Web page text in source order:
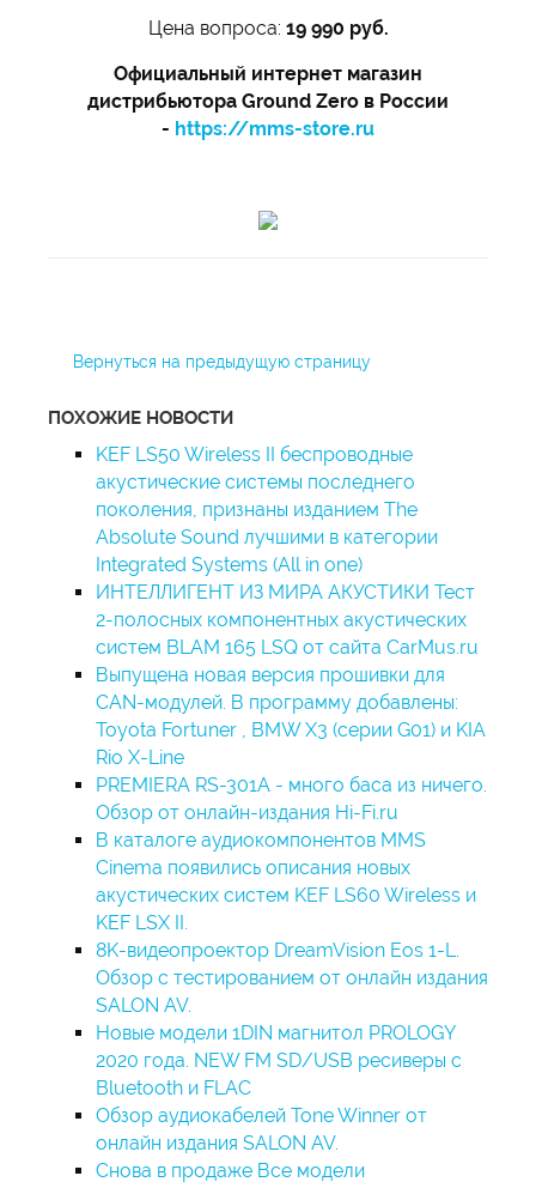
Цена вопроса: 19 990 руб.
Официальный интернет магазин
дистрибьютора Ground Zero в России
- https://mms-store.ru
Вернуться на предыдущую страницу
ПОХОЖИЕ НОВОСТИ
KEF LS50 Wireless II беспроводные
акустические системы последнего
поколения, признаны изданием The
Absolute Sound лучшими в категории
Integrated Systems (All in one)
ИНТЕЛЛИГЕНТ ИЗ МИРА АКУСТИКИ Тест
2-полосных компонентных акустических
систем BLAM 165 LSQ от сайта CarMus.ru
Выпущена новая версия прошивки для
CAN-модулей. В программу добавлены:
Toyota Fortuner , BMW X3 (серии G01) и KIA
Rio X-Line
PREMIERA RS-301A - много баса из ничего.
Обзор от онлайн-издания Hi-Fi.ru
В каталоге аудиокомпонентов MMS
Cinema появились описания новых
акустических систем KEF LS60 Wireless и
KEF LSX II.
8K-видеопроектор DreamVision Eos 1-L.
Обзор с тестированием от онлайн издания
SALON AV.
Новые модели 1DIN магнитол PROLOGY
2020 года. NEW FM SD/USB ресиверы с
Bluetooth и FLAC
Обзор аудиокабелей Tone Winner от
онлайн издания SALON AV.
Снова в продаже Все модели